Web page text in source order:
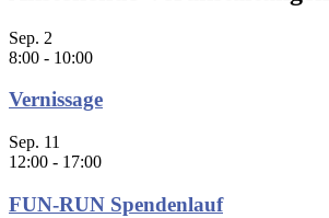
Sep. 2
8:00 - 10:00
Vernissage
Sep. 11
12:00 - 17:00
FUN-RUN Spendenlauf